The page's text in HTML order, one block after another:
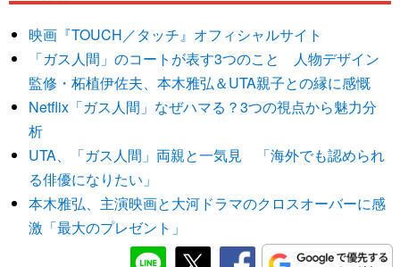
映画『TOUCH／タッチ』オフィシャルサイト
「ガス人間」のコートが表す3つのこと 人物デザイン
監修・柘植伊佐夫、本木雅弘＆UTA親子との縁に感慨
Netflix「ガス人間」なぜハマる？3つの視点から魅力分
析
UTA、「ガス人間」両親と一気見 「海外でも認められ
る俳優になりたい」
本木雅弘、主演映画と大河ドラマのクロスオーバーに感
激「最大のプレゼント」